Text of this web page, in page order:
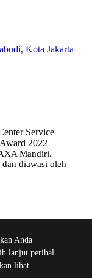
Anda
lanjut perihal
lihat
Kota Jakarta
Mandiri.
diawasi oleh